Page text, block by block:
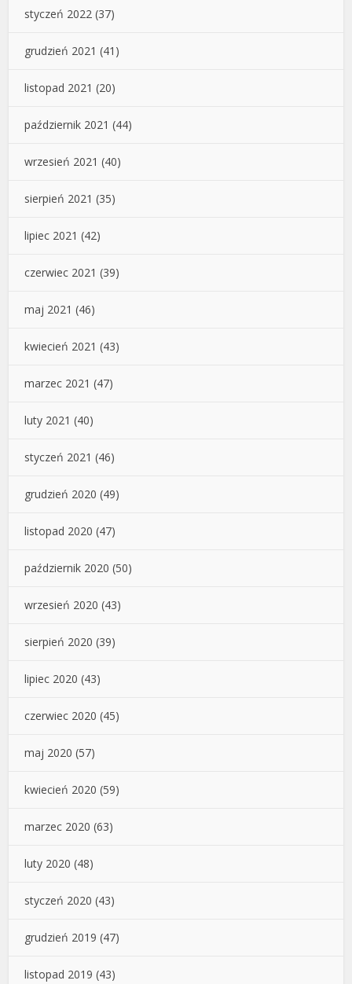
styczeń 2022 (37)
grudzień 2021 (41)
listopad 2021 (20)
październik 2021 (44)
wrzesień 2021 (40)
sierpień 2021 (35)
lipiec 2021 (42)
czerwiec 2021 (39)
maj 2021 (46)
kwiecień 2021 (43)
marzec 2021 (47)
luty 2021 (40)
styczeń 2021 (46)
grudzień 2020 (49)
listopad 2020 (47)
październik 2020 (50)
wrzesień 2020 (43)
sierpień 2020 (39)
lipiec 2020 (43)
czerwiec 2020 (45)
maj 2020 (57)
kwiecień 2020 (59)
marzec 2020 (63)
luty 2020 (48)
styczeń 2020 (43)
grudzień 2019 (47)
listopad 2019 (43)